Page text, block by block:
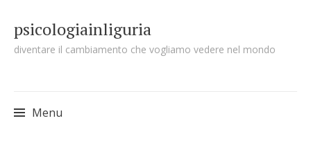
psicologiainliguria
diventare il cambiamento che vogliamo vedere nel mondo
Menu